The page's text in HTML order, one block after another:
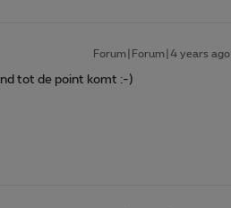
Forum|Forum|4 years ago
tot de point komt :-)